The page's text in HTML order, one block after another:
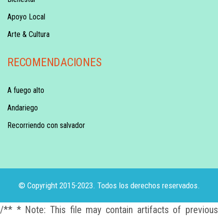
Apoyo Local
Arte & Cultura
RECOMENDACIONES
A fuego alto
Andariego
Recorriendo con salvador
© Copyright 2015-2023. Todos los derechos reservados.
/** * Note: This file may contain artifacts of previous